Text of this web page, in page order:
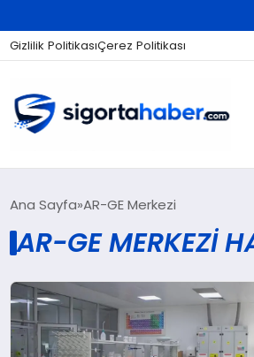
Gizlilik PolitikasıÇerez Politikası
SIGORTA
EKONOMI
Ana Sayfa AR-GE Merkezi
AR-GE MERKEZI